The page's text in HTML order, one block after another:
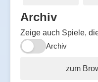
Archiv
Zeige auch Spiele,
Archiv
zum